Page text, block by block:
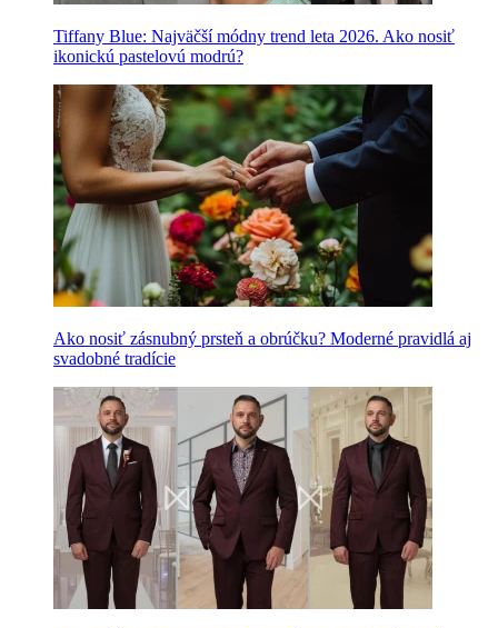
Tiffany Blue: Najväčší módny trend leta 2026. Ako nosiť
ikonickú pastelovú modrú?
Ako nosiť zásnubný prsteň a obrúčku? Moderné pravidlá aj
svadobné tradície